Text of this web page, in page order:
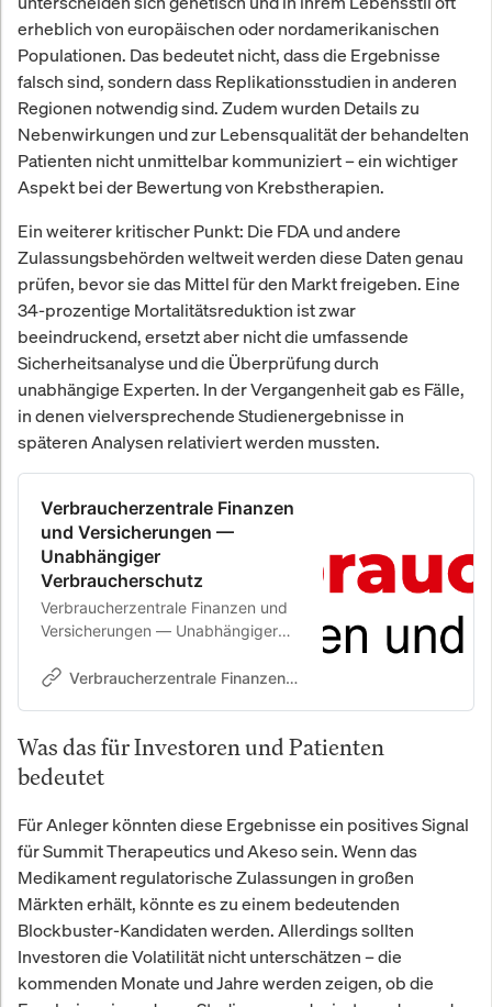
erheblich von europäischen oder nordamerikanischen
Populationen. Das bedeutet nicht, dass die Ergebnisse
falsch sind, sondern dass Replikationsstudien in anderen
Regionen notwendig sind. Zudem wurden Details zu
Nebenwirkungen und zur Lebensqualität der behandelten
Patienten nicht unmittelbar kommuniziert – ein wichtiger
Aspekt bei der Bewertung von Krebstherapien.
Ein weiterer kritischer Punkt: Die FDA und andere
Zulassungsbehörden weltweit werden diese Daten genau
prüfen, bevor sie das Mittel für den Markt freigeben. Eine
34-prozentige Mortalitätsreduktion ist zwar
beeindruckend, ersetzt aber nicht die umfassende
Sicherheitsanalyse und die Überprüfung durch
unabhängige Experten. In der Vergangenheit gab es Fälle,
in denen vielversprechende Studienergebnisse in
späteren Analysen relativiert werden mussten.
Verbraucherzentrale Finanzen
und Versicherungen —
Unabhängiger
Verbraucherschutz
Verbraucherzentrale Finanzen und
Versicherungen — Unabhängiger
Versicherungen und Finanzen in
Finanzprodukten, Aktienanalysen
und Versicherungen.
Verbraucherzentrale Finanzen und Versicherungen
Was das für Investoren und Patienten
bedeutet
Für Anleger könnten diese Ergebnisse ein positives Signal
für Summit Therapeutics und Akeso sein. Wenn das
Medikament regulatorische Zulassungen in großen
Märkten erhält, könnte es zu einem bedeutenden
Blockbuster-Kandidaten werden. Allerdings sollten
Investoren die Volatilität nicht unterschätzen – die
kommenden Monate und Jahre werden zeigen, ob die